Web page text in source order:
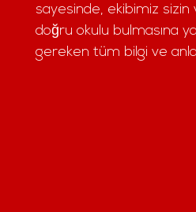
sayesinde, ekibimiz sizin
doğru okulu bulmasına
gereken tüm bilgi ve